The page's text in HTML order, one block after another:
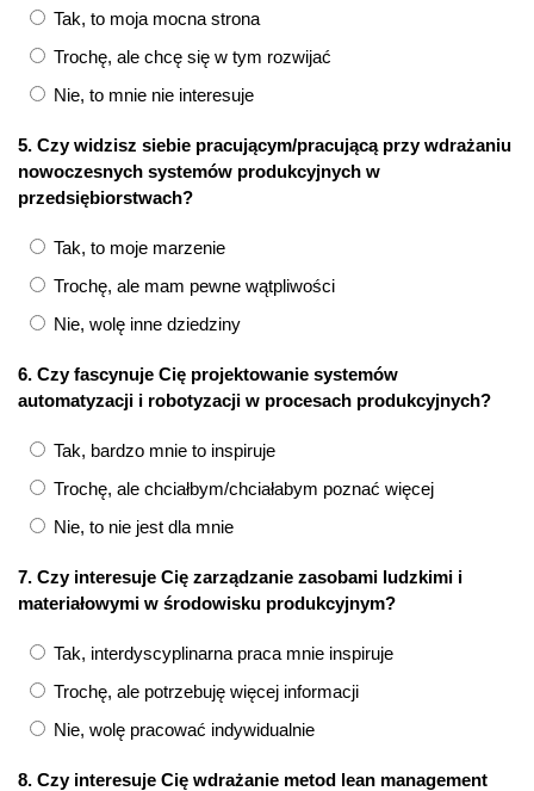
Tak, to moja mocna strona
Trochę, ale chcę się w tym rozwijać
Nie, to mnie nie interesuje
5. Czy widzisz siebie pracującym/pracującą przy wdrażaniu
nowoczesnych systemów produkcyjnych w
przedsiębiorstwach?
Tak, to moje marzenie
Trochę, ale mam pewne wątpliwości
Nie, wolę inne dziedziny
6. Czy fascynuje Cię projektowanie systemów
automatyzacji i robotyzacji w procesach produkcyjnych?
Tak, bardzo mnie to inspiruje
Trochę, ale chciałbym/chciałabym poznać więcej
Nie, to nie jest dla mnie
7. Czy interesuje Cię zarządzanie zasobami ludzkimi i
materiałowymi w środowisku produkcyjnym?
Tak, interdyscyplinarna praca mnie inspiruje
Trochę, ale potrzebuję więcej informacji
Nie, wolę pracować indywidualnie
8. Czy interesuje Cię wdrażanie metod lean management